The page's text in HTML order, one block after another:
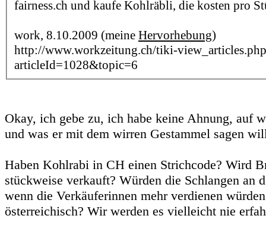
fairness.ch und kaufe Kohlräbli, die kosten pro
work, 8.10.2009 (meine Hervorhebung)
http://www.workzeitung.ch/tiki-
articleId=1028&topic=6
Okay, ich gebe zu, ich habe keine Ahnung, auf
und was er mit dem wirren Gestammel sagen
Haben Kohlrabi in CH einen Strichcode? Wird
stückweise verkauft? Würden die Schlangen an
wenn die Verkäuferinnen mehr verdienen
österreichisch? Wir werden es vielleicht nie